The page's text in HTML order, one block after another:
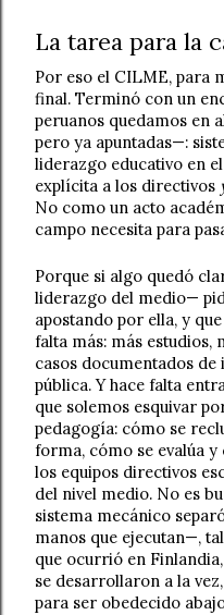
La tarea para la
Por eso el CILME, para
final. Terminó con un
peruanos quedamos en
pero ya apuntadas—:
liderazgo educativo en
explícita a los directivos
No como un acto
campo necesita para
Porque si algo quedó
liderazgo del medio—
apostando por ella, y
falta más: más estudios,
casos documentados
pública. Y hace falta
que solemos esquivar
pedagogía: cómo se
forma, cómo se evalúa y
los equipos directivos
del nivel medio. No es
sistema mecánico
manos que ejecutan—,
que ocurrió en
se desarrollaron a la
para ser obedecido